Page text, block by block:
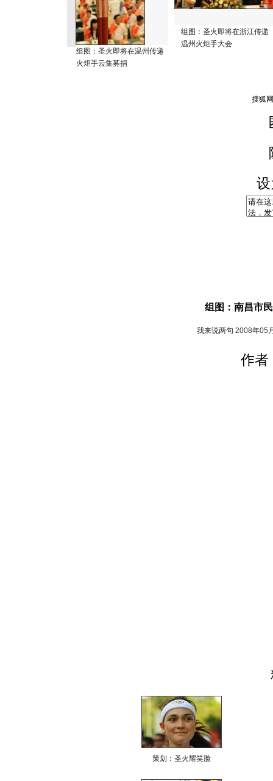
组图：圣火即将在温州传递
火炬手云集募捐
组图：圣火即将在浙江传递
温州火炬手大会
组图：南昌市
我来说两句 2008年05
作者
策划：圣火耀笑脸